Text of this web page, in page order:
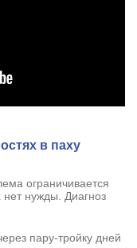
в паху
ограничивается
нужды. Диагноз
пару-тройку дней